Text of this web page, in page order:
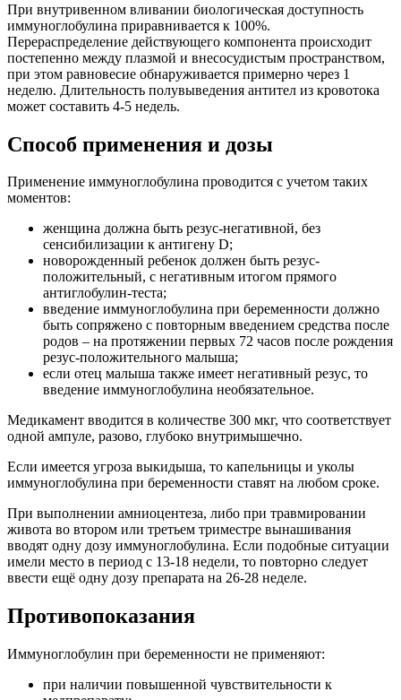
При внутривенном вливании биологическая доступность
иммуноглобулина приравнивается к 100%.
Перераспределение действующего компонента происходит
постепенно между плазмой и внесосудистым пространством,
при этом равновесие обнаруживается примерно через 1
неделю. Длительность полувыведения антител из кровотока
может составить 4-5 недель.
Способ применения и дозы
Применение иммуноглобулина проводится с учетом таких
моментов:
женщина должна быть резус-негативной, без
сенсибилизации к антигену D;
новорожденный ребенок должен быть резус-
положительный, с негативным итогом прямого
антиглобулин-теста;
введение иммуноглобулина при беременности должно
быть сопряжено с повторным введением средства после
родов – на протяжении первых 72 часов после рождения
резус-положительного малыша;
если отец малыша также имеет негативный резус, то
введение иммуноглобулина необязательное.
Медикамент вводится в количестве 300 мкг, что соответствует
одной ампуле, разово, глубоко внутримышечно.
Если имеется угроза выкидыша, то капельницы и уколы
иммуноглобулина при беременности ставят на любом сроке.
При выполнении амниоцентеза, либо при травмировании
живота во втором или третьем триместре вынашивания
вводят одну дозу иммуноглобулина. Если подобные ситуации
имели место в период с 13-18 недели, то повторно следует
ввести ещё одну дозу препарата на 26-28 неделе.
Противопоказания
Иммуноглобулин при беременности не применяют:
при наличии повышенной чувствительности к